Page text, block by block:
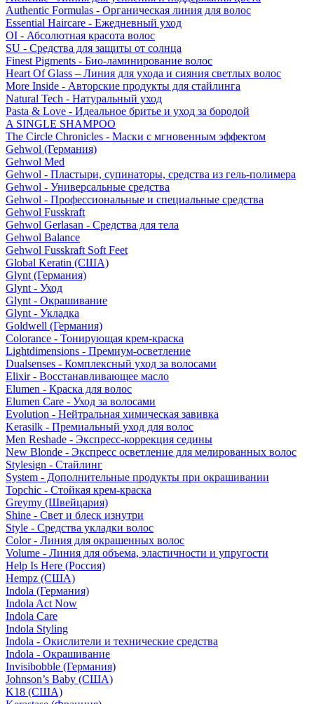
Authentic Formulas - Органическая линия для волос
Essential Haircare - Eжедневный уход
OI - Абсолютная красота волос
SU - Средства для защиты от солнца
Finest Pigments - Био-ламинирование волос
Heart Of Glass – Линия для ухода и сияния светлых волос
More Inside - Авторские продукты для стайлинга
Natural Tech - Натуральный уход
Pasta & Love - Идеальное бритье и уход за бородой
A SINGLE SHAMPOO
The Circle Chronicles - Маски с мгновенным эффектом
Gehwol (Германия)
Gehwol Med
Gehwol - Пластыри, супинаторы, средства из гель-полимера
Gehwol - Универсальные средства
Gehwol - Профессиональные и специальные средства
Gehwol Fusskraft
Gehwol Gerlasan - Средства для тела
Gehwol Balance
Gehwol Fusskraft Soft Feet
Global Keratin (США)
Glynt (Германия)
Glynt - Уход
Glynt - Окрашивание
Glynt - Укладка
Goldwell (Германия)
Colorance - Тонирующая крем-краска
Lightdimensions - Премиум-осветление
Dualsenses - Комплексный уход за волосами
Elixir - Восстанавливающее масло
Elumen - Краска для волос
Elumen Care - Уход за волосами
Evolution - Нейтральная химическая завивка
Kerasilk - Премиальный уход для волос
Men Reshade - Экспресс-коррекция седины
New Blonde - Экспресс осветление для мелированных волос
Stylesign - Стайлинг
System - Дополнительные продукты при окрашивании
Topchic - Стойкая крем-краска
Greymy (Швейцария)
Shine - Свет и блеск изнутри
Style - Средства укладки волос
Color - Линия для окрашенных волос
Volume - Линия для объема, эластичности и упругости
Help Is Here (Россия)
Hempz (США)
Indola (Германия)
Indola Act Now
Indola Care
Indola Styling
Indola - Окислители и технические средства
Indola - Окрашивание
Invisibobble (Германия)
Johnson’s Baby (США)
K18 (США)